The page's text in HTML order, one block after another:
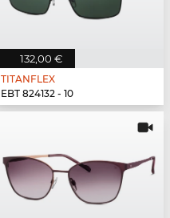
132,00 €
TITANFLEX
EBT 824132 - 10